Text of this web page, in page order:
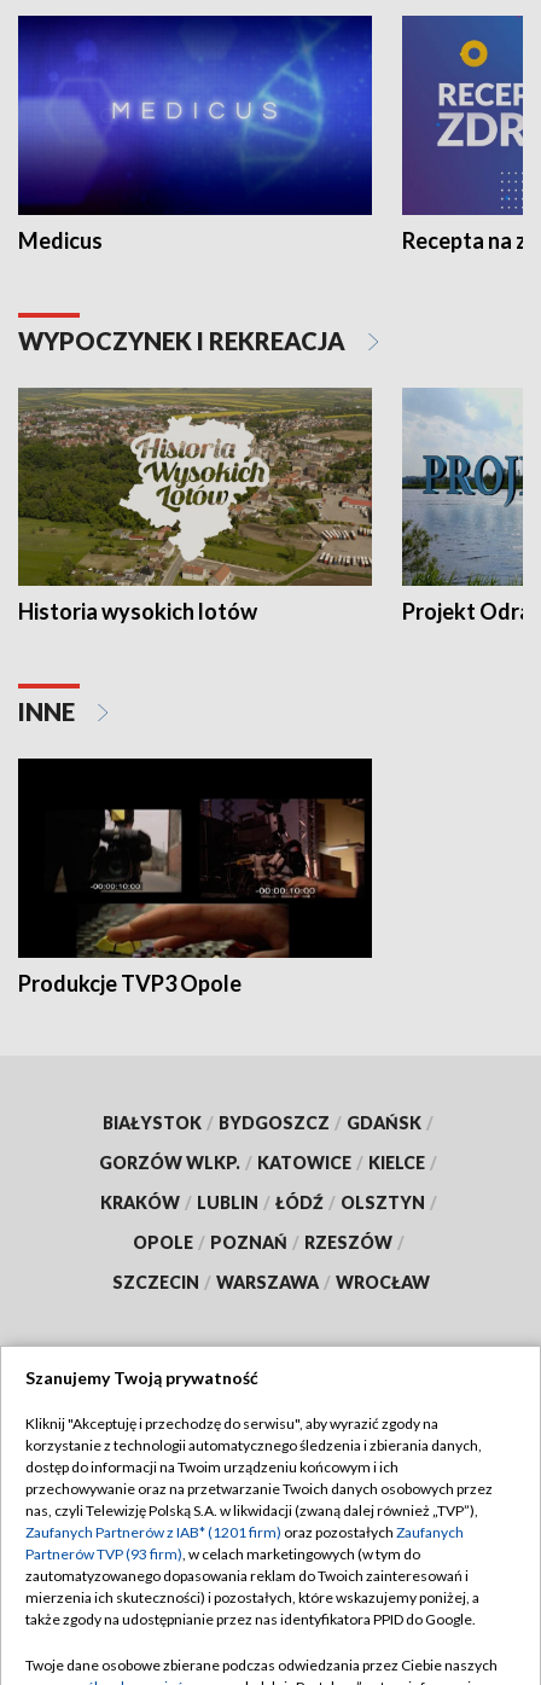
Medicus Recepta na
WYPOCZYNEK I REKREACJA
Historia wysokich lotów Projekt Odra
INNE
Produkcje TVP3 Opole
BIAŁYSTOK / BYDGOSZCZ / GDAŃSK /
GORZÓW WLKP. / KATOWICE / KIELCE /
KRAKÓW / LUBLIN / ŁÓDŹ / OLSZTYN /
OPOLE / POZNAŃ / RZESZÓW /
SZCZECIN / WARSZAWA / WROCŁAW
TVP
Abonament TVP
Emisja w TVP
Centrum informacji TVP
Naziemna Telewizja Cyfrowa
Regulamin TVP
Polityka prywatności
Moje zgody
Pomoc
Szanujemy Twoją prywatność
Kliknij "Akceptuję i przechodzę do serwisu", aby wyrazić zgody na
korzystanie z technologii automatycznego śledzenia i zbierania danych,
dostęp do informacji na Twoim urządzeniu końcowym i ich
przechowywanie oraz na przetwarzanie Twoich danych osobowych przez
nas, czyli Telewizję Polską S.A. w likwidacji (zwaną dalej również „TVP”),
Zaufanych Partnerów z IAB* (1201 firm) oraz pozostałych Zaufanych
Partnerów TVP (93 firm), w celach marketingowych (w tym do
zautomatyzowanego dopasowania reklam do Twoich zainteresowań i
mierzenia ich skuteczności) i pozostałych, które wskazujemy poniżej, a
także zgody na udostępnianie przez nas identyfikatora PPID do Google.
Twoje dane osobowe zbierane podczas odwiedzania przez Ciebie naszych